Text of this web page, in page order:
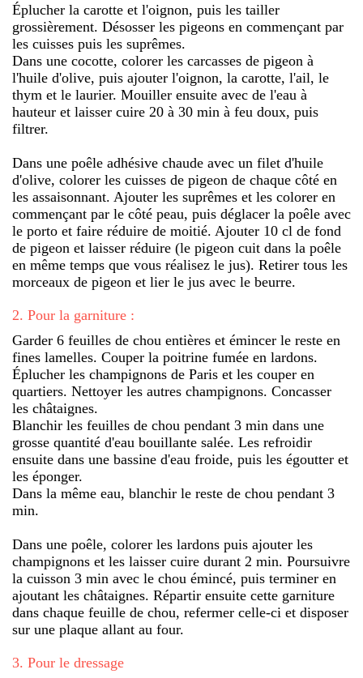
Éplucher la carotte et l'oignon, puis les tailler
grossièrement. Désosser les pigeons en commençant par
les cuisses puis les suprêmes.
Dans une cocotte, colorer les carcasses de pigeon à
l'huile d'olive, puis ajouter l'oignon, la carotte, l'ail, le
thym et le laurier. Mouiller ensuite avec de l'eau à
hauteur et laisser cuire 20 à 30 min à feu doux, puis
filtrer.
Dans une poêle adhésive chaude avec un filet d'huile
d'olive, colorer les cuisses de pigeon de chaque côté en
les assaisonnant. Ajouter les suprêmes et les colorer en
commençant par le côté peau, puis déglacer la poêle avec
le porto et faire réduire de moitié. Ajouter 10 cl de fond
de pigeon et laisser réduire (le pigeon cuit dans la poêle
en même temps que vous réalisez le jus). Retirer tous les
morceaux de pigeon et lier le jus avec le beurre.
2. Pour la garniture :
Garder 6 feuilles de chou entières et émincer le reste en
fines lamelles. Couper la poitrine fumée en lardons.
Éplucher les champignons de Paris et les couper en
quartiers. Nettoyer les autres champignons. Concasser
les châtaignes.
Blanchir les feuilles de chou pendant 3 min dans une
grosse quantité d'eau bouillante salée. Les refroidir
ensuite dans une bassine d'eau froide, puis les égoutter et
les éponger.
Dans la même eau, blanchir le reste de chou pendant 3
min.
Dans une poêle, colorer les lardons puis ajouter les
champignons et les laisser cuire durant 2 min. Poursuivre
la cuisson 3 min avec le chou émincé, puis terminer en
ajoutant les châtaignes. Répartir ensuite cette garniture
dans chaque feuille de chou, refermer celle-ci et disposer
sur une plaque allant au four.
3. Pour le dressage